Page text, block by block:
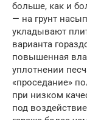
больше, как и
— на грунт
укладывают
варианта
повышенная
уплотнении
«проседание»
при низком
под